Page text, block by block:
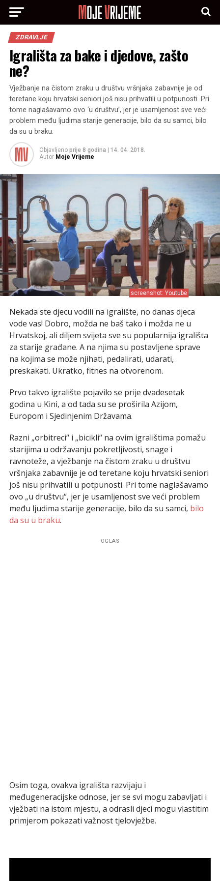
ZDRAVLJE
Igrališta za bake i djedove, zašto
ne?
Vježbanje na čistom zraku u društvu vršnjaka zabavnije je od
teretane koju hrvatski seniori još nisu prihvatili u potpunosti. Pri
tome naglašavamo ovo ‘u društvu’, jer je usamljenost sve veći
problem među ljudima starije generacije, bilo da su samci, bilo
da su u braku.
Objavljeno prije 8 godina
14. 04. 2018.
Autor Moje Vrijeme
screenshot: Youtube
Nekada ste djecu vodili na igralište, no danas djeca
vode vas! Dobro, možda ne baš tako i možda ne u
Hrvatskoj, ali diljem svijeta sve su popularnija igrališta
za starije građane. A na njima su postavljene sprave
na kojima se može njihati, pedalirati, udarati,
preskakati. Ukratko, fitnes na otvorenom.
Prvo takvo igralište pojavilo se prije dvadesetak
godina u Kini, a od tada su se proširila Azijom,
Europom i Sjedinjenim Državama.
Razni „orbitreci“ i „bicikli“ na ovim igralištima pomažu
starijima u održavanju pokretljivosti, snage i
ravnoteže, a vježbanje na čistom zraku u društvu
vršnjaka zabavnije je od teretane koju hrvatski seniori
još nisu prihvatili u potpunosti. Pri tome naglašavamo
ovo „u društvu“, jer je usamljenost sve veći problem
među ljudima starije generacije, bilo da su samci, bilo
da su u braku.
OGLAS
Osim toga, ovakva igrališta razvijaju i
međugeneracijske odnose, jer se svi mogu zabavljati i
vježbati na istom mjestu, a odrasli djeci mogu vlastitim
primjerom pokazati važnost tjelovježbe.